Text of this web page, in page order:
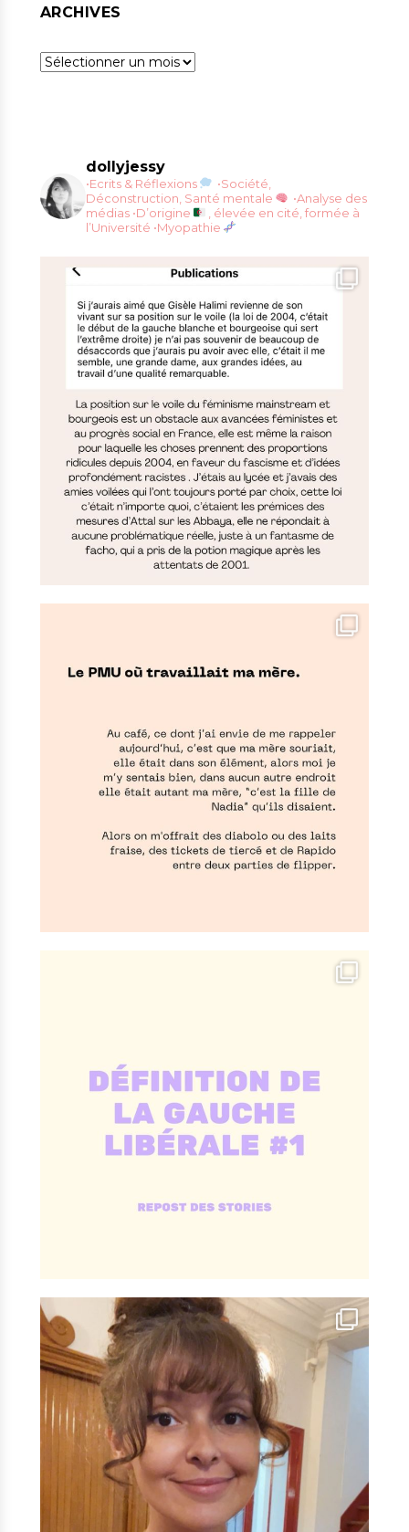
ARCHIVES
Archives
dollyjessy
•Ecrits & Réflexions
•Société,
Déconstruction, Santé mentale
•Analyse des
médias •D’origine
, élevée en cité, formée à
l’Université •Myopathie